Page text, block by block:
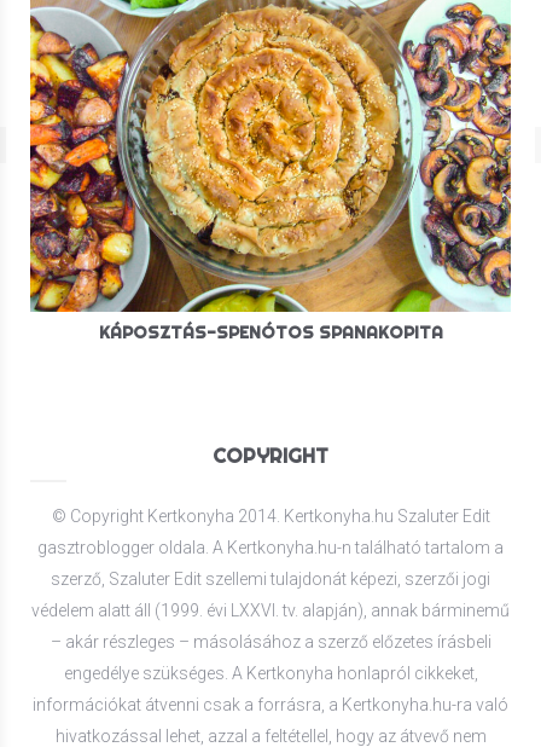
KÁPOSZTÁS-SPENÓTOS SPANAKOPITA
COPYRIGHT
© Copyright Kertkonyha 2014. Kertkonyha.hu Szaluter Edit
gasztroblogger oldala. A Kertkonyha.hu-n található tartalom a
szerző, Szaluter Edit szellemi tulajdonát képezi, szerzői jogi
védelem alatt áll (1999. évi LXXVI. tv. alapján), annak bárminemű
– akár részleges – másolásához a szerző előzetes írásbeli
engedélye szükséges. A Kertkonyha honlapról cikkeket,
információkat átvenni csak a forrásra, a Kertkonyha.hu-ra való
hivatkozással lehet, azzal a feltétellel, hogy az átvevő nem